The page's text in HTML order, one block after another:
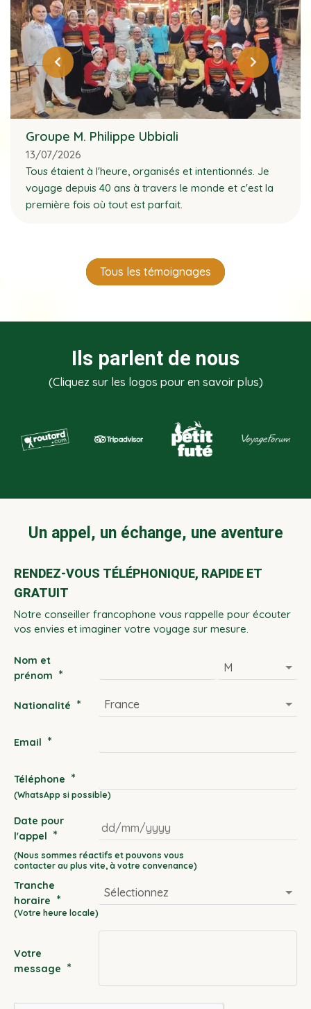
Groupe M. Philippe Ubbiali
13/07/2026
Tous étaient à l'heure, organisés et intentionnés. Je
voyage depuis 40 ans à travers le monde et c'est la
première fois où tout est parfait.
Tous les témoignages
Ils parlent de nous
(Cliquez sur les logos pour en savoir plus)
Un appel, un échange, une aventure
RENDEZ-VOUS TÉLÉPHONIQUE, RAPIDE ET
GRATUIT
Notre conseiller francophone vous rappelle pour écouter
vos envies et imaginer votre voyage sur mesure.
Nom et
prénom *
Nationalité *
Email *
Téléphone *
Date pour
l'appel *
DD
slash
MM
slash
Tranche
horaire *
Votre
message *